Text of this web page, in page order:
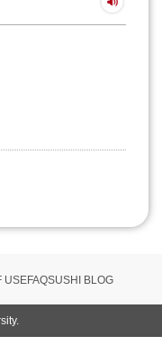
USEFAQSUSHI BLOG